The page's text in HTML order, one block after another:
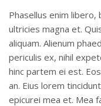
Phasellus enim
ultricies magna et.
aliquam. Alienum
periculis ex, nihil
hinc partem ei est.
an. Eius lorem
epicurei mea et. Mea